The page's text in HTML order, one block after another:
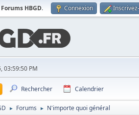
Forums HBGD. Connexion
03:59:50 PM
Rechercher Calendrier
► Forums ► N'importe quoi général